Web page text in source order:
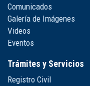
Comunicados
Galería de Imágenes
Videos
Eventos
Trámites y Servicios
Registro Civil